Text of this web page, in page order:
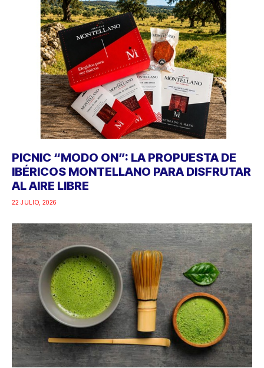
PICNIC “MODO ON”: LA PROPUESTA DE
IBÉRICOS MONTELLANO PARA DISFRUTAR
AL AIRE LIBRE
22 JULIO, 2026